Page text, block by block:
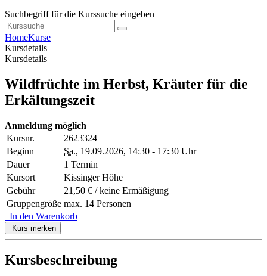
Suchbegriff für die Kurssuche eingeben
HomeKurse
Kursdetails
Kursdetails
Wildfrüchte im Herbst, Kräuter für die
Erkältungszeit
Anmeldung möglich
Kursnr.
2623324
Beginn
Sa., 19.09.2026, 14:30 - 17:30 Uhr
Dauer
1 Termin
Kursort
Kissinger Höhe
Gebühr
21,50 € / keine Ermäßigung
Gruppengröße max. 14 Personen
In den Warenkorb
Kurs merken
Kursbeschreibung